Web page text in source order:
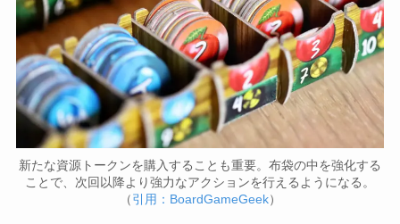
新たな資源トークンを購入することも重要。布袋の中を強化する
ことで、次回以降より強力なアクションを行えるようになる。
（ 引用：BoardGameGeek）